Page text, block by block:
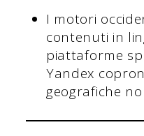
I motori
contenuti in
piattaforme
Yandex
geografiche